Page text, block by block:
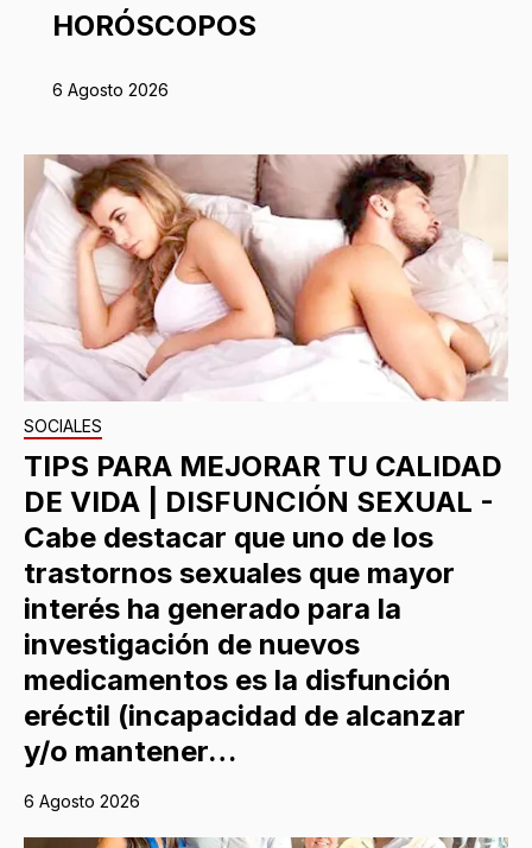
HORÓSCOPOS
6 Agosto 2026
SOCIALES
TIPS PARA MEJORAR TU CALIDAD
DE VIDA | DISFUNCIÓN SEXUAL -
Cabe destacar que uno de los
trastornos sexuales que mayor
interés ha generado para la
investigación de nuevos
medicamentos es la disfunción
eréctil (incapacidad de alcanzar
y/o mantener…
6 Agosto 2026